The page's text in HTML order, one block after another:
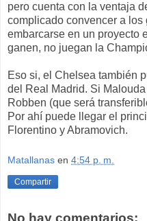
pero cuenta con la ventaja
complicado convencer a
embarcarse en un proyecto
ganen, no juegan la
Eso si, el Chelsea también
del Real Madrid. Si
Robben (que será
Por ahí puede llegar el
Florentino y Abramovich.
Matallanas en 4:54 p. m.
Compartir
No hay comentarios: